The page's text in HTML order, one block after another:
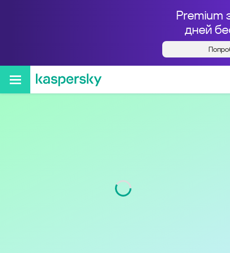
Premium
дней
Кто звонил с номера
+79016717859